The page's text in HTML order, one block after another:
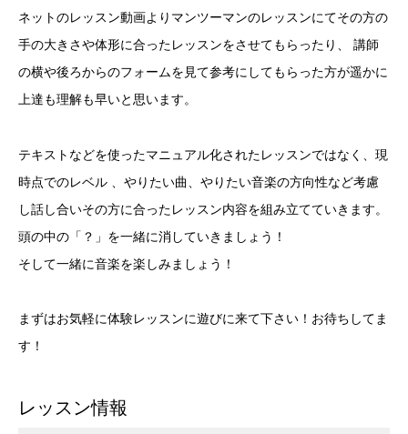
ネットのレッスン動画よりマンツーマンのレッスンにてその方の
手の大きさや体形に合ったレッスンをさせてもらったり、 講師
の横や後ろからのフォームを見て参考にしてもらった方が遥かに
上達も理解も早いと思います。
テキストなどを使ったマニュアル化されたレッスンではなく、現
時点でのレベル 、やりたい曲、やりたい音楽の方向性など考慮
し話し合いその方に合ったレッスン内容を組み立てていきます。
頭の中の「？」を一緒に消していきましょう！
そして一緒に音楽を楽しみましょう！
まずはお気軽に体験レッスンに遊びに来て下さい！お待ちしてま
す！
レッスン情報